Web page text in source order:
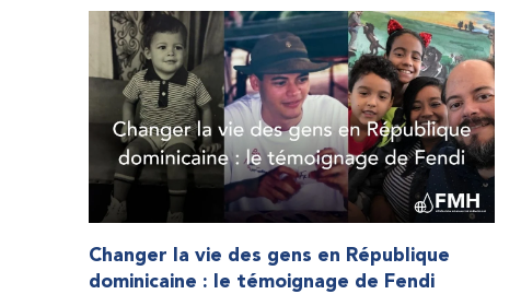
Changer la vie des gens en République
dominicaine : le témoignage de Fendi